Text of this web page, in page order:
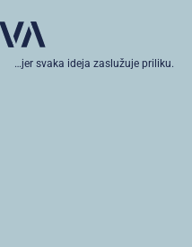
…jer svaka ideja zaslužuje priliku.